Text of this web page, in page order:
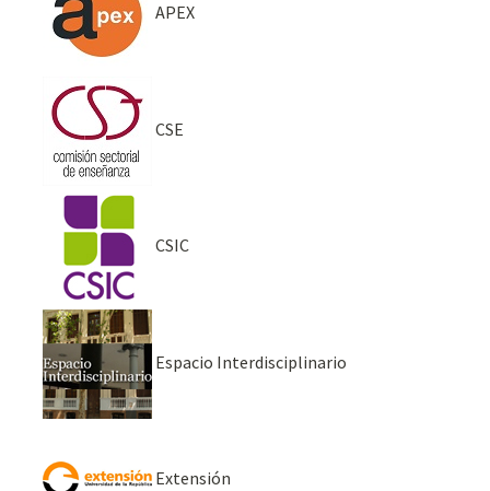
APEX
CSE
CSIC
Espacio Interdisciplinario
Extensión